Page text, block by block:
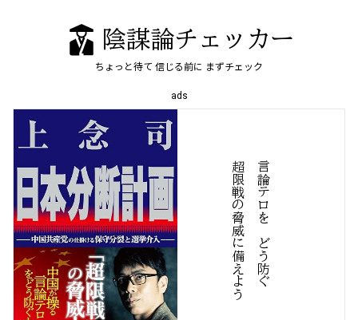
陰謀論チェッカー
ちょっと待て 信じる前に まずチェック
ads
言
論
テ
ロ
を
、
ど
う
防
ぐ
超
限
戦
の
脅
威
に
備
え
よ
う